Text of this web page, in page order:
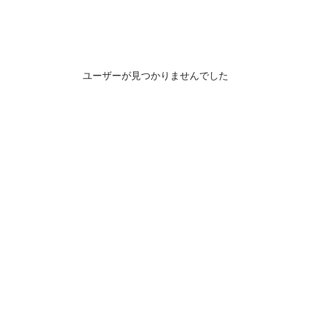
ユーザーが見つかりませんでした